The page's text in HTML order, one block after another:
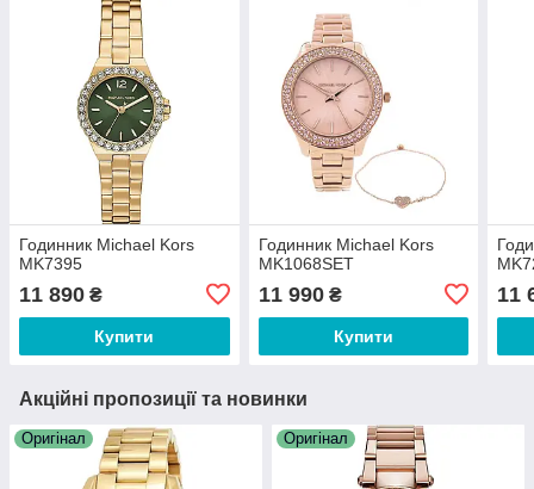
Годинник Michael Kors
MK7395
11 890 ₴
Купити
Годинник Michael Kors
MK1068SET
11 990₴
Купити
11
Акційні пропозиції та новинки
Оригінал Оригінал